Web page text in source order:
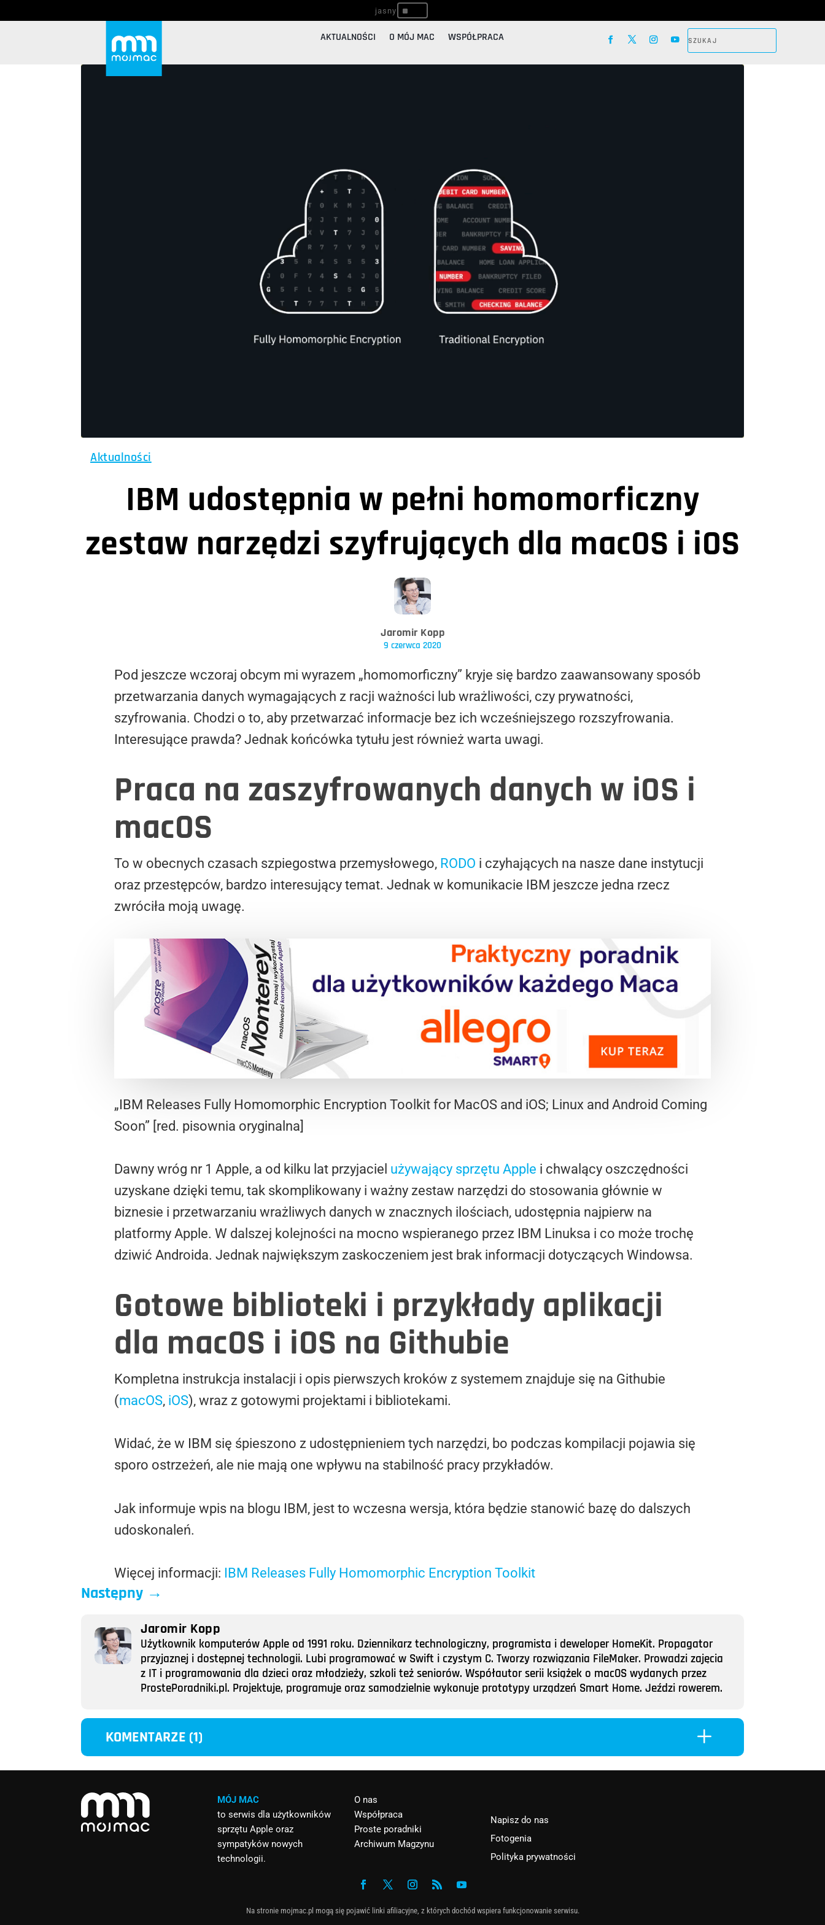
^
AKTUALNOŚCI O MÓJ MAC WSPÓŁPRACA
Aktualności
IBM udostępnia w pełni homomorficzny
zestaw narzędzi szyfrujących dla macOS i iOS
Jaromir Kopp
9 czerwca 2020
Pod jeszcze wczoraj obcym mi wyrazem „homomorficzny” kryje się bardzo zaawansowany sposób
przetwarzania danych wymagających z racji ważności lub wrażliwości, czy prywatności,
szyfrowania. Chodzi o to, aby przetwarzać informacje bez ich wcześniejszego rozszyfrowania.
Interesujące prawda? Jednak końcówka tytułu jest również warta uwagi.
Praca na zaszyfrowanych danych w iOS i
macOS
To w obecnych czasach szpiegostwa przemysłowego, RODO i czyhających na nasze dane instytucji
oraz przestępców, bardzo interesujący temat. Jednak w komunikacie IBM jeszcze jedna rzecz
zwróciła moją uwagę.
„IBM Releases Fully Homomorphic Encryption Toolkit for MacOS and iOS; Linux and Android Coming
Soon” [red. pisownia oryginalna]
Dawny wróg nr 1 Apple, a od kilku lat przyjaciel używający sprzętu Apple i chwalący oszczędności
uzyskane dzięki temu, tak skomplikowany i ważny zestaw narzędzi do stosowania głównie w
biznesie i przetwarzaniu wrażliwych danych w znacznych ilościach, udostępnia najpierw na
platformy Apple. W dalszej kolejności na mocno wspieranego przez IBM Linuksa i co może trochę
dziwić Androida. Jednak największym zaskoczeniem jest brak informacji dotyczących Windowsa.
Gotowe biblioteki i przykłady aplikacji
dla macOS i iOS na Githubie
Kompletna instrukcja instalacji i opis pierwszych kroków z systemem znajduje się na Githubie
(macOS, iOS), wraz z gotowymi projektami i bibliotekami.
Widać, że w IBM się śpieszono z udostępnieniem tych narzędzi, bo podczas kompilacji pojawia się
sporo ostrzeżeń, ale nie mają one wpływu na stabilność pracy przykładów.
Jak informuje wpis na blogu IBM, jest to wczesna wersja, która będzie stanowić bazę do dalszych
udoskonaleń.
Więcej informacji: IBM Releases Fully Homomorphic Encryption Toolkit
Następny →
Jaromir Kopp
Użytkownik komputerów Apple od 1991 roku. Dziennikarz technologiczny, programista i deweloper HomeKit. Propagator
przyjaznej i dostępnej technologii. Lubi programować w Swift i czystym C. Tworzy rozwiązania FileMaker. Prowadzi zajęcia
z IT i programowania dla dzieci oraz młodzieży, szkoli też seniorów. Współautor serii książek o macOS wydanych przez
ProstePoradniki.pl. Projektuje, programuje oraz samodzielnie wykonuje prototypy urządzeń Smart Home. Jeździ rowerem.
KOMENTARZE (1) L
MÓJ MAC
to serwis dla użytkowników
sprzętu Apple oraz
sympatyków nowych
technologii.
O nas
Współpraca
Proste poradniki
Archiwum Magzynu
Napisz do nas
Fotogenia
Polityka prywatności
Na stronie mojmac.pl mogą się pojawić linki afiliacyjne, z których dochód wspiera funkcjonowanie serwisu.